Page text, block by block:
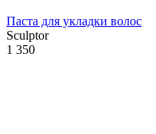
Паста для укладки волос
Sculptor
1 350